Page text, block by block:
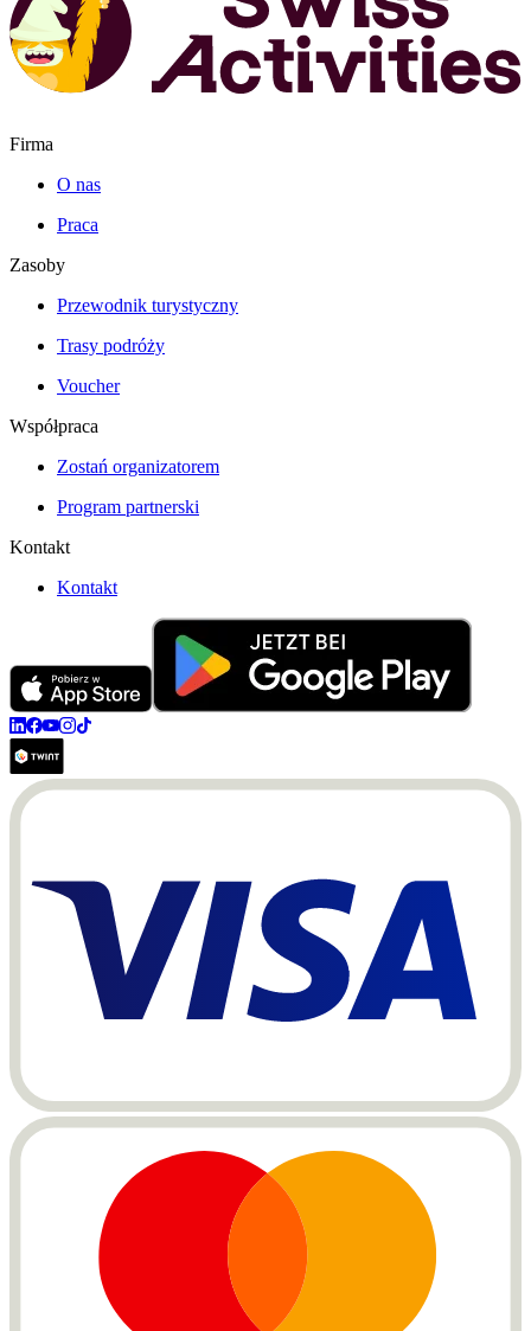
Firma
O nas
Praca
Zasoby
Przewodnik turystyczny
Trasy podróży
Voucher
Współpraca
Zostań organizatorem
Program partnerski
Kontakt
Kontakt